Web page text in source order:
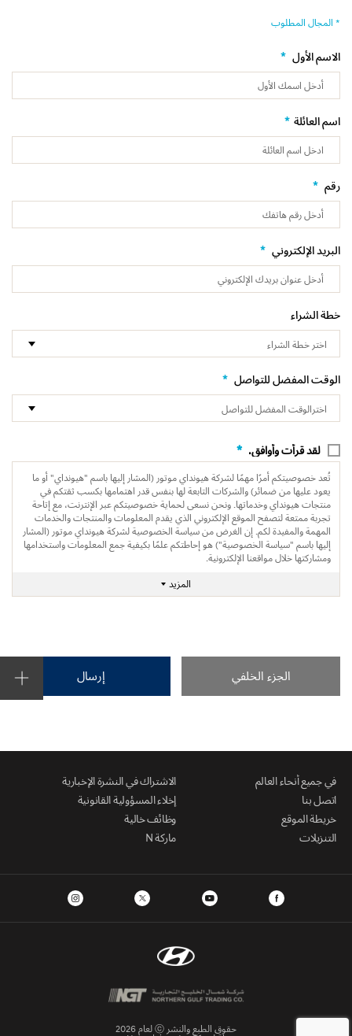
* المجال المطلوب
الاسم الأول *
اسم العائلة *
رقم *
البريد الإلكتروني *
خطة الشراء
الوقت المفضل للتواصل *
لقد قرأت وأوافق. *
تُعد خصوصيتكم أمرًا مهمًا لشركة هيونداي موتور (المشار إليها باسم "هيونداي" أو ما
يعود عليها من ضمائر) والشركات التابعة لها بنفس قدر اهتمامها بكسب ثقتكم في
منتجات هيونداي وخدماتها. ونحن نسعى لحماية خصوصيتكم عبر الإنترنت، مع إتاحة
تجربة ممتعة لتصفح الموقع الإلكتروني الذي يقدم المعلومات والمنتجات والخدمات
المهمة والمفيدة لكم. إن الغرض من سياسة الخصوصية لشركة هيونداي موتور (المشار
إليها باسم "سياسة الخصوصية") هو إحاطتكم علمًا بكيفية جمع المعلومات واستخدامها
ومشاركتها خلال مواقعنا الإلكترونية.
المزيد
الجزء الخلفي إرسال
في جميع أنحاء العالم
الاشتراك في النشرة الإخبارية
اتصل بنا
إخلاء المسؤولية القانونية
خريطة الموقع
وظائف خالية
التنزيلات
ماركة N
حقوق الطبع والنشر ⓒ لعام 2026